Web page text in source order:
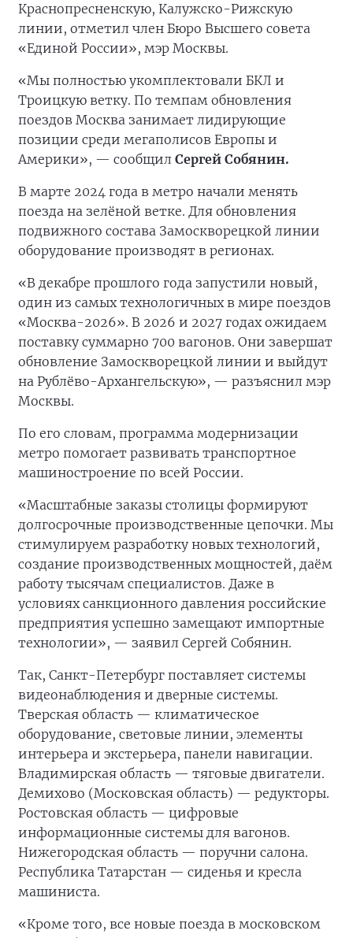
Краснопресненскую, Калужско-Рижскую
линии, отметил член Бюро Высшего совета
«Единой России», мэр Москвы.
«Мы полностью укомплектовали БКЛ и
Троицкую ветку. По темпам обновления
поездов Москва занимает лидирующие
позиции среди мегаполисов Европы и
Америки», — сообщил Сергей Собянин.
В марте 2024 года в метро начали менять
поезда на зелёной ветке. Для обновления
подвижного состава Замоскворецкой линии
оборудование производят в регионах.
«В декабре прошлого года запустили новый,
один из самых технологичных в мире поездов
«Москва-2026». В 2026 и 2027 годах ожидаем
поставку суммарно 700 вагонов. Они завершат
обновление Замоскворецкой линии и выйдут
на Рублёво-Архангельскую», — разъяснил мэр
Москвы.
По его словам, программа модернизации
метро помогает развивать транспортное
машиностроение по всей России.
«Масштабные заказы столицы формируют
долгосрочные производственные цепочки. Мы
стимулируем разработку новых технологий,
создание производственных мощностей, даём
работу тысячам специалистов. Даже в
условиях санкционного давления российские
предприятия успешно замещают импортные
технологии», — заявил Сергей Собянин.
Так, Санкт-Петербург поставляет системы
видеонаблюдения и дверные системы.
Тверская область — климатическое
оборудование, световые линии, элементы
интерьера и экстерьера, панели навигации.
Владимирская область — тяговые двигатели.
Демихово (Московская область) — редукторы.
Ростовская область — цифровые
информационные системы для вагонов.
Нижегородская область — поручни салона.
Республика Татарстан — сиденья и кресла
машиниста.
«Кроме того, все новые поезда в московском